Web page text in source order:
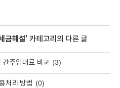
금해설' 카테고리의 다른 글
간주임대료 비교 (3)
처리 방법 (0)